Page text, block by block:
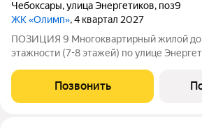
Чебоксары,улица Энергетиков, поз9
ЖК «Олимп», 4 квартал 2027
ПОЗИЦИЯ 9 Многоквартирный жилой
этажности (7-8 этажей) по улице
проекте дома отображены и учтены
строительные тенденции: Дом
Позвонить